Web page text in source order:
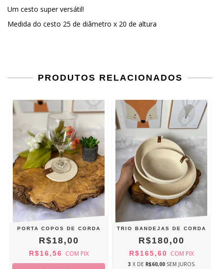
Um cesto super versátil!
Medida do cesto 25 de diâmetro x 20 de altura
PRODUTOS RELACIONADOS
PORTA COPOS DE CORDA
R$18,00
R$16,56 COM PIX
TRIO BANDEJAS DE CORDA
R$180,00
R$165,60 COM PIX
3 X DE R$60,00 SEM JUROS